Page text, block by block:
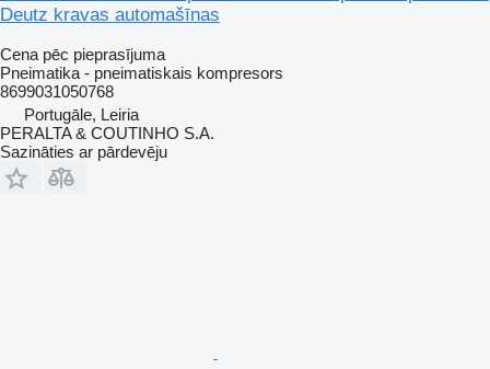
Deutz kravas automašīnas
Cena pēc pieprasījuma
Pneimatika - pneimatiskais kompresors
8699031050768
Portugāle, Leiria
PERALTA & COUTINHO S.A.
Sazināties ar pārdevēju